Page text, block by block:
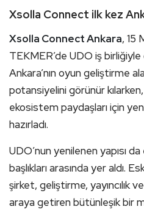
Xsolla Connect ilk kez
Xsolla Connect Ankara, 15
TEKMER’de UDO iş
Ankara’nın oyun geliştirme
potansiyelini görünür
ekosistem paydaşları için
hazırladı.
UDO’nun yenilenen yapısı
başlıkları arasında yer aldı.
şirket, geliştirme, yayıncılık
araya getiren bütünleşik bir